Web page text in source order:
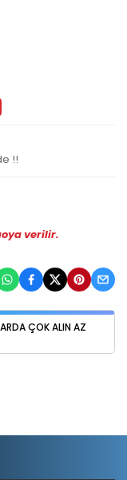
!!
verilir.
ÇOK ALIN AZ